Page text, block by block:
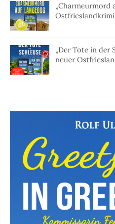
„Charmeurmord
„Der Tote in der
neuer